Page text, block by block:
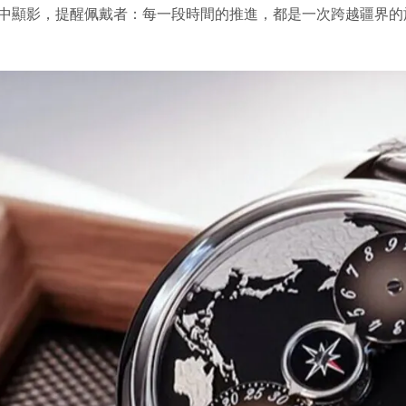
顯影，提醒佩戴者：每一段時間的推進，都是一次跨越疆界